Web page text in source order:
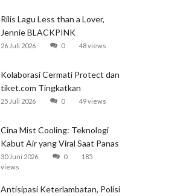
Rilis Lagu Less than a Lover,
Jennie BLACKPINK
Mendominasi Tangga Lagu
26 Juli 2026 0 48 views
Kolaborasi Cermati Protect dan
tiket.com Tingkatkan
Perlindungan Perjalanan Kereta
25 Juli 2026 0 49 views
Cina Mist Cooling: Teknologi
Kabut Air yang Viral Saat Panas
Ekstrem
30 Juni 2026 0
185
views
Antisipasi Keterlambatan, Polisi